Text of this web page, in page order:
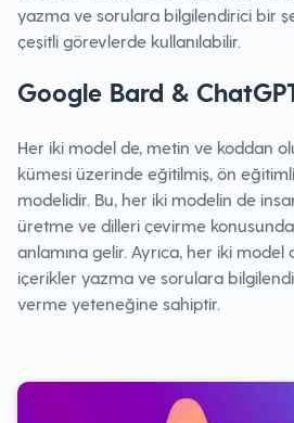
yazma ve sorulara bilgilendirici bir
çeşitli görevlerde kullanılabilir.
Google Bard &
Her iki model de, metin ve koddan
kümesi üzerinde eğitilmiş, ön
modelidir. Bu, her iki modelin de
üretme ve dilleri çevirme
anlamına gelir. Ayrıca, her iki model
içerikler yazma ve sorulara
verme yeteneğine sahiptir.